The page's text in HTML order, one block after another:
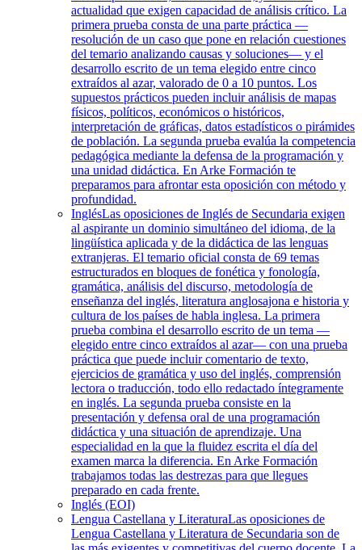
actualidad que exigen capacidad de análisis crítico. La
primera prueba consta de una parte práctica —
resolución de un caso que pone en relación cuestiones
del temario analizando causas y soluciones— y el
desarrollo escrito de un tema elegido entre cinco
extraídos al azar, valorado de 0 a 10 puntos. Los
supuestos prácticos pueden incluir análisis de mapas
físicos, políticos, económicos o históricos,
interpretación de gráficas, datos estadísticos o pirámides
de población. La segunda prueba evalúa la competencia
pedagógica mediante la defensa de la programación y
una unidad didáctica. En Arke Formación te
preparamos para afrontar esta oposición con método y
profundidad.
InglésLas oposiciones de Inglés de Secundaria exigen
al aspirante un dominio simultáneo del idioma, de la
lingüística aplicada y de la didáctica de las lenguas
extranjeras. El temario oficial consta de 69 temas
estructurados en bloques de fonética y fonología,
gramática, análisis del discurso, metodología de
enseñanza del inglés, literatura anglosajona e historia y
cultura de los países de habla inglesa. La primera
prueba combina el desarrollo escrito de un tema —
elegido entre cinco extraídos al azar— con una prueba
práctica que puede incluir comentario de texto,
ejercicios de gramática y uso del inglés, comprensión
lectora o traducción, todo ello redactado íntegramente
en inglés. La segunda prueba consiste en la
presentación y defensa oral de una programación
didáctica y una situación de aprendizaje. Una
especialidad en la que la fluidez escrita el día del
examen marca la diferencia. En Arke Formación
trabajamos todas las destrezas para que llegues
preparado en cada frente.
Inglés (EOI)
Lengua Castellana y LiteraturaLas oposiciones de
Lengua Castellana y Literatura de Secundaria son de